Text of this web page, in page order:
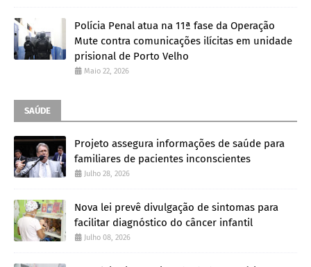
Polícia Penal atua na 11ª fase da Operação
Mute contra comunicações ilícitas em unidade
prisional de Porto Velho
Maio 22, 2026
SAÚDE
Projeto assegura informações de saúde para
familiares de pacientes inconscientes
Julho 28, 2026
Nova lei prevê divulgação de sintomas para
facilitar diagnóstico do câncer infantil
Julho 08, 2026